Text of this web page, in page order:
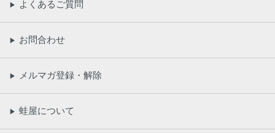
▶ よくあるご質問
▶ お問合わせ
▶ メルマガ登録・解除
▶ 蛙屋について